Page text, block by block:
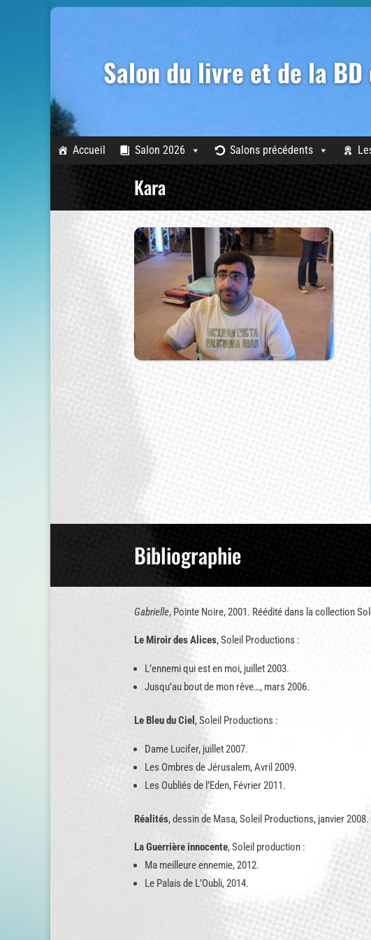
Salon du livre et de la
Accueil Salon 2026 Salons précédents
Kara
Bibliographie
Gabrielle, Pointe Noire, 2001. Réédité dans la collection
Le Miroir des Alices, Soleil Productions :
L’ennemi qui est en moi, juillet 2003.
Jusqu’au bout de mon rêve…, mars 2006.
Le Bleu du Ciel , Soleil Productions :
Dame Lucifer, juillet 2007.
Les Ombres de Jérusalem, Avril 2009.
Les Oubliés de l’Eden, Février 2011.
Réalités, dessin de Masa, Soleil Productions, janvier 2008.
La Guerrière innocente, Soleil production :
Ma meilleure ennemie, 2012.
Le Palais de L’Oubli, 2014.